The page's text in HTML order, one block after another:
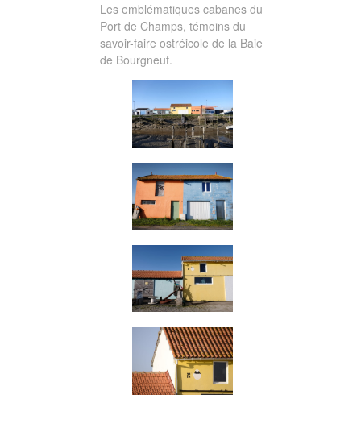
Les emblématiques cabanes du
Port de Champs, témoins du
savoir-faire ostréicole de la Baie
de Bourgneuf.